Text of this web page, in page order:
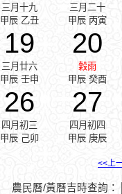
三月十九
甲辰 乙丑
三月二十
甲辰 丙寅
19
三月廿六
甲辰 壬申
20
穀雨
甲辰 癸酉
26
四月初三
甲辰 己卯
27
四月初四
甲辰 庚辰
<<上
農民曆/黃曆吉時查詢：